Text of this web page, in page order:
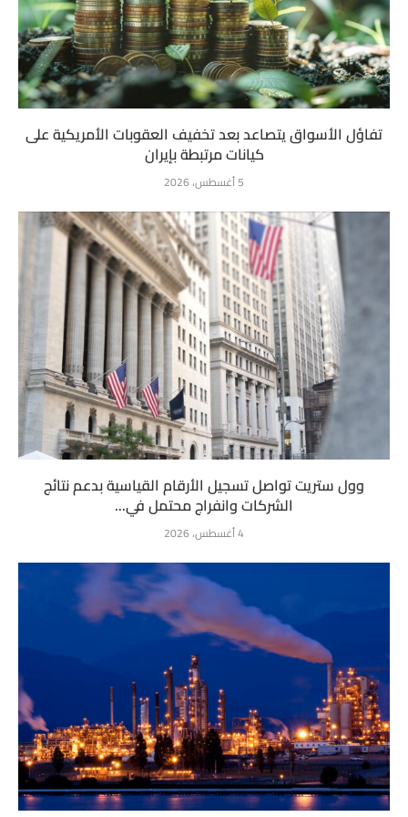
تفاؤل الأسواق يتصاعد بعد تخفيف العقوبات الأمريكية على
كيانات مرتبطة بإيران
5 أغسطس، 2026
وول ستريت تواصل تسجيل الأرقام القياسية بدعم نتائج
الشركات وانفراج محتمل في...
4 أغسطس، 2026